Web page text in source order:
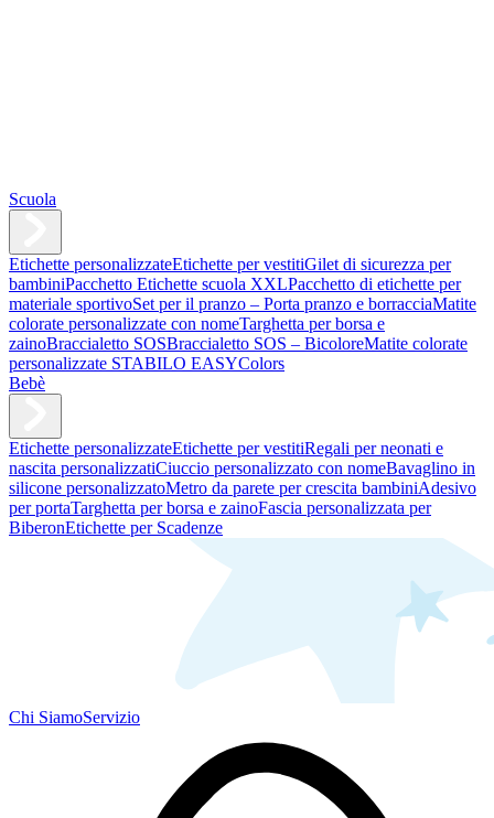
Scuola
Etichette personalizzateEtichette per vestitiGilet di sicurezza per
bambiniPacchetto Etichette scuola XXLPacchetto di etichette per
materiale sportivoSet per il pranzo – Porta pranzo e borracciaMatite
colorate personalizzate con nomeTarghetta per borsa e
zainoBraccialetto SOSBraccialetto SOS – BicoloreMatite colorate
personalizzate STABILO EASYColors
Bebè
Etichette personalizzateEtichette per vestitiRegali per neonati e
nascita personalizzatiCiuccio personalizzato con nomeBavaglino in
silicone personalizzatoMetro da parete per crescita bambiniAdesivo
per portaTarghetta per borsa e zainoFascia personalizzata per
BiberonEtichette per Scadenze
Chi SiamoServizio